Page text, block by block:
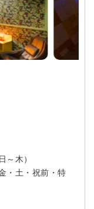
～木）
・土・祝前・特